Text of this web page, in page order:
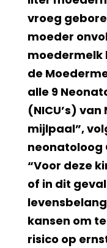
vroeg
moeder
moedermelk
de
alle 9
(NICU’s) van
mijlpaal”,
neonatoloog
“Voor deze
of in dit
kansen om
risico op